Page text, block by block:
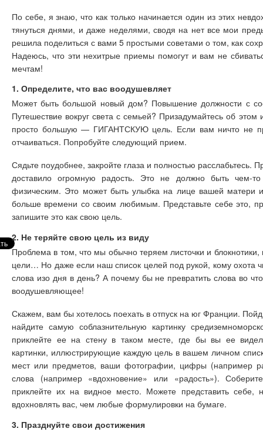
По себе, я знаю, что как только начинается один из этих
тянуться днями, и даже неделями, сводя на нет все мои
решила поделиться с вами 5 простыми советами о том, как
Надеюсь, что эти нехитрые приемы помогут и вам не
мечтам!
1. Определите, что вас воодушевляет
Может быть большой новый дом? Повышение должности с
Путешествие вокруг света с семьей? Призадумайтесь об этом
просто большую — ГИГАНТСКУЮ цель. Если вам ничто не
отчаиваться. Попробуйте следующий прием.
Сядьте поудобнее, закройте глаза и полностью расслабьтесь.
доставило огромную радость. Это не должно быть чем-
физическим. Это может быть улыбка на лице вашей матери
больше времени со своим любимым. Представьте себе это,
запишите это как свою цель.
2. Не теряйте свою цель из виду
Проблема в том, что мы обычно теряем листочки и
цели… Но даже если наш список целей под рукой, кому охота
слова изо дня в день? А почему бы не превратить слова во
воодушевляющее!
Скажем, вам бы хотелось поехать в отпуск на юг Франции.
найдите самую соблазнительную картинку
приклейте ее на стену в таком месте, где бы вы ее
картинки, иллюстрирующие каждую цель в вашем личном
мест или предметов, ваши фотографии, цифры (например
слова (например «вдохновение» или «радость»).
приклейте их на видное место. Можете представить себе,
вдохновлять вас, чем любые формулировки на бумаге.
3. Празднуйте свои достижения